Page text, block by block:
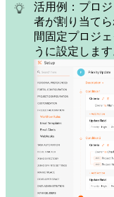
活用例：プロ
者が割り当て
間固定プロジ
うに設定します